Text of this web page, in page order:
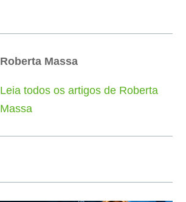
Roberta Massa
Leia todos os artigos de Roberta
Massa